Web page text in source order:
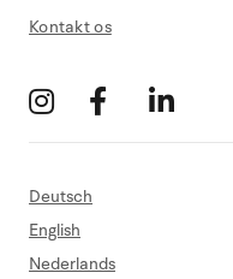
Kontakt os
Deutsch
English
Nederlands